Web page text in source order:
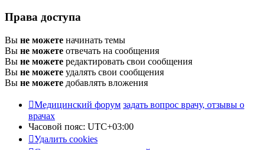
Права доступа
Вы не можете начинать темы
Вы не можете отвечать на сообщения
Вы не можете редактировать свои сообщения
Вы не можете удалять свои сообщения
Вы не можете добавлять вложения
Медицинский форум задать вопрос врачу, отзывы о
врачах
Часовой пояс: UTC+03:00
Удалить cookies